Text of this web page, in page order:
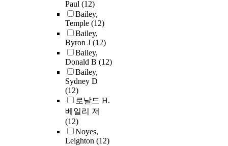
Paul (12)
Bailey,
Temple (12)
Bailey,
Byron J (12)
Bailey,
Donald B (12)
Bailey,
Sydney D
(12)
로날드 H.
베일리 저
(12)
Noyes,
Leighton (12)